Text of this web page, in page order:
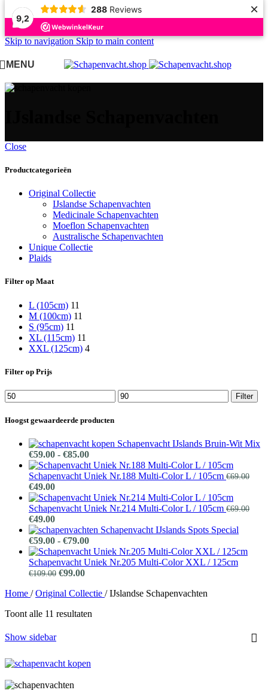
9,2
288 Reviews ×
Skip to navigationSkip to main content
MENU
Close
Productcategorieën
Original Collectie
IJslandse Schapenvachten
Medicinale Schapenvachten
Moeflon Schapenvachten
Australische Schapenvachten
Unique Collectie
Plaids
Filter op Maat
L (105cm) 11
M (100cm) 11
S (95cm) 11
XL (115cm) 11
XXL (125cm) 4
Filter op Prijs
Min.
prijs
Max.
prijs
Filter
Hoogst gewaardeerde producten
Schapenvacht IJslands Bruin-Wit Mix
€59.00 - €85.00Prijsklasse:
€59.00
tot
Schapenvacht Uniek Nr.188 Multi-Color L / 105cm €69.00
Oorspronkelijke
prijs
was:
€69.00.
€49.00Huidige
prijs
is:
€49.00.
Schapenvacht Uniek Nr.214 Multi-Color L / 105cm €69.00
Oorspronkelijke
prijs
was:
€69.00.
€49.00Huidige
prijs
is:
€49.00.
Schapenvacht IJslands Spots Special
€59.00 - €79.00Prijsklasse:
€59.00
tot
Schapenvacht Uniek Nr.205 Multi-Color XXL / 125cm
€109.00 Oorspronkelijke
was:
€99.00Huidige
is:
Home / Original Collectie / IJslandse Schapenvachten
Toont alle 11 resultaten
Show sidebar